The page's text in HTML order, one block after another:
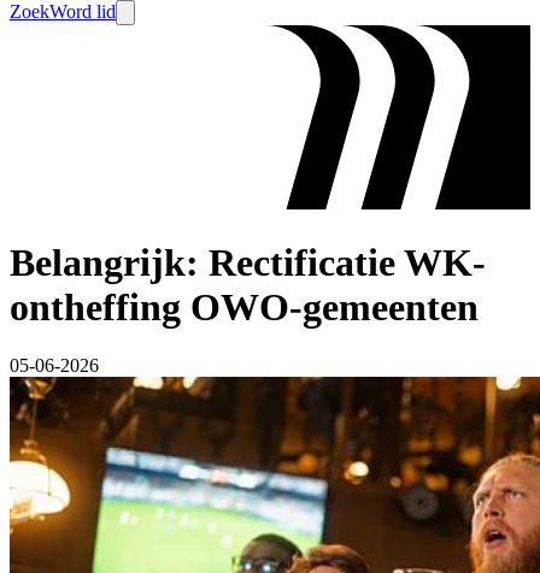
ZoekWord lid
Belangrijk: Rectificatie WK-
ontheffing OWO-gemeenten
05-06-2026